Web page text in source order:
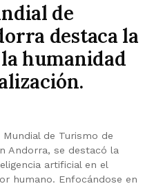
de
destaca la
humanidad
de Turismo de
Andorra, se destacó la
artificial en el
humano. Enfocándose en